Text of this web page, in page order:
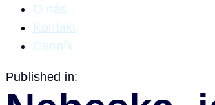
O nás
Kontakt
Cenník
Published in: